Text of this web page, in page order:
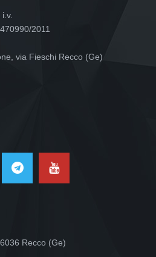
2011
via Fieschi Recco (Ge)
Recco (Ge)